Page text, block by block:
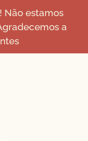
Não estamos
a